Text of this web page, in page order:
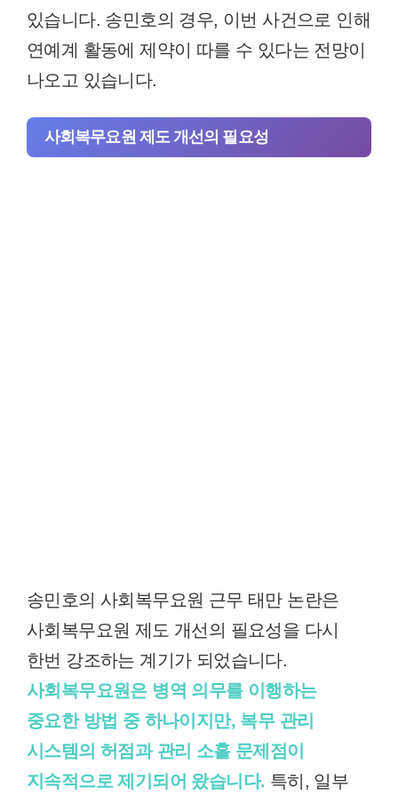
있습니다. 송민호의 경우, 이번 사건으로 인해
연예계 활동에 제약이 따를 수 있다는 전망이
나오고 있습니다.
사회복무요원 제도 개선의 필요성
송민호의 사회복무요원 근무 태만 논란은
사회복무요원 제도 개선의 필요성을 다시
한번 강조하는 계기가 되었습니다.
사회복무요원은 병역 의무를 이행하는
중요한 방법 중 하나이지만, 복무 관리
시스템의 허점과 관리 소홀 문제점이
지속적으로 제기되어 왔습니다. 특히, 일부